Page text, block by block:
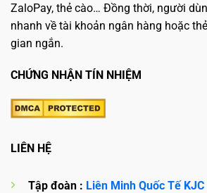
ZaloPay, thẻ cào… Đồng thời, người
nhanh về tài khoản ngân hàng hoặc
gian ngắn.
CHỨNG NHẬN TÍN NHIỆM
LIÊN HỆ
Tập đoàn : Liên Minh Quốc Tế KJC